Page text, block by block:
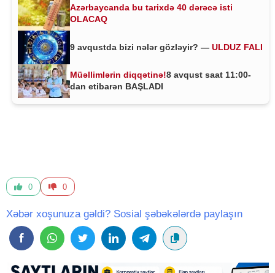
Azərbaycanda bu tarixdə 40 dərəcə isti
OLACAQ
9 avqustda bizi nələr gözləyir? — ULDUZ FALI
Müəllimlərin diqqətinə!8 avqust saat 11:00-
dan etibarən BAŞLADI
0 0
Xəbər xoşunuza gəldi? Sosial şəbəkələrdə paylaşın